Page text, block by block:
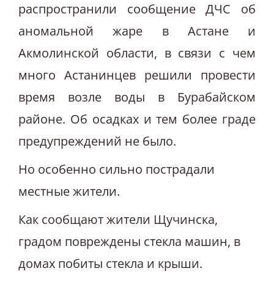
распространили сообщение ДЧС об
аномальной жаре в Астане и
Акмолинской области, в связи с чем
много Астанинцев решили провести
время возле воды в Бурабайском
районе. Об осадках и тем более граде
предупреждений не было.
Но особенно сильно пострадали
местные жители.
Как сообщают жители Щучинска,
градом повреждены стекла машин, в
домах побиты стекла и крыши.